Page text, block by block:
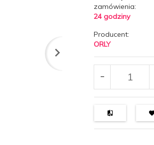
zamówienia:
24 godziny
Producent:
ORLY